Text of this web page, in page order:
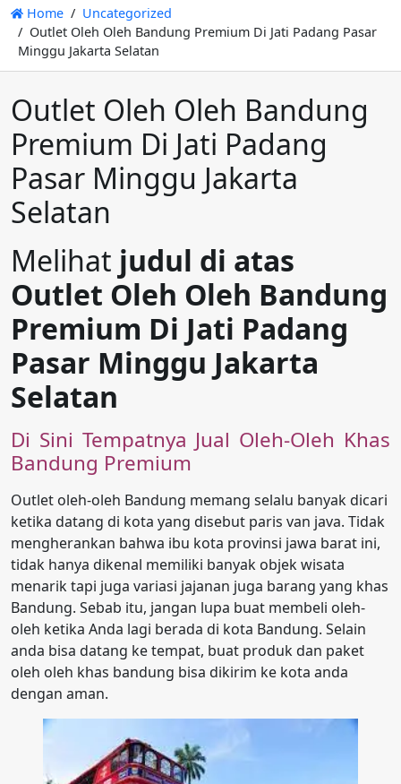
Home
Uncategorized
Outlet Oleh Oleh Bandung Premium Di Jati Padang Pasar
Minggu Jakarta Selatan
Outlet Oleh Oleh Bandung
Premium Di Jati Padang
Pasar Minggu Jakarta
Selatan
Melihat judul di atas
Outlet Oleh Oleh Bandung
Premium Di Jati Padang
Pasar Minggu Jakarta
Selatan
Di Sini Tempatnya Jual Oleh-Oleh Khas
Bandung Premium
Outlet oleh-oleh Bandung memang selalu banyak dicari
ketika datang di kota yang disebut paris van java. Tidak
mengherankan bahwa ibu kota provinsi jawa barat ini,
tidak hanya dikenal memiliki banyak objek wisata
menarik tapi juga variasi jajanan juga barang yang khas
Bandung. Sebab itu, jangan lupa buat membeli oleh-
oleh ketika Anda lagi berada di kota Bandung. Selain
anda bisa datang ke tempat, buat produk dan paket
oleh oleh khas bandung bisa dikirim ke kota anda
dengan aman.